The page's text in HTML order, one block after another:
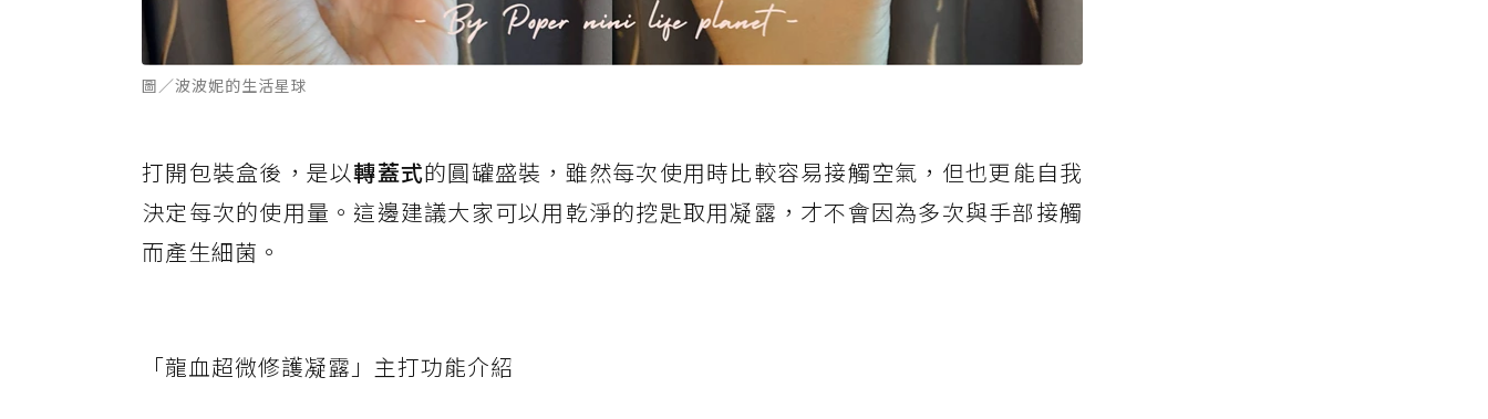
圖／波波妮的生活星球
打開包裝盒後，是以轉蓋式的圓罐盛裝，雖然每次使用時比較容易接觸空氣，但也更能自我
決定每次的使用量。這邊建議大家可以用乾淨的挖匙取用凝露，才不會因為多次與手部接觸
而產生細菌。
「龍血超微修護凝露」主打功能介紹